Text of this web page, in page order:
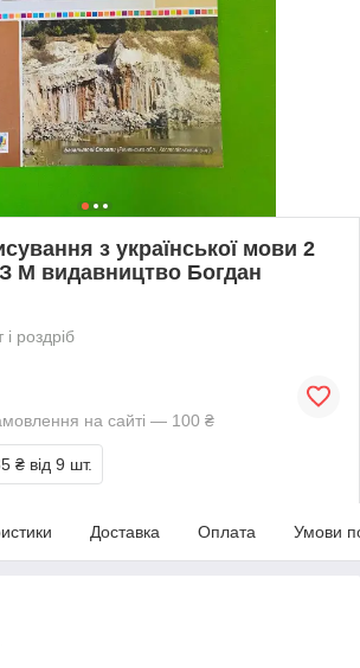
з української мови 2
М видавництво Богдан
роздріб
на сайті — 100 ₴
₴ від 9 шт.
Доставка Оплата Умови